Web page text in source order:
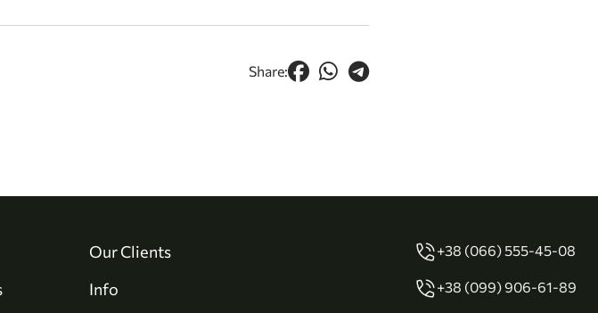
Share:
Our Clients
Info
+38 (066) 555-45-08
+38 (099) 906-61-89